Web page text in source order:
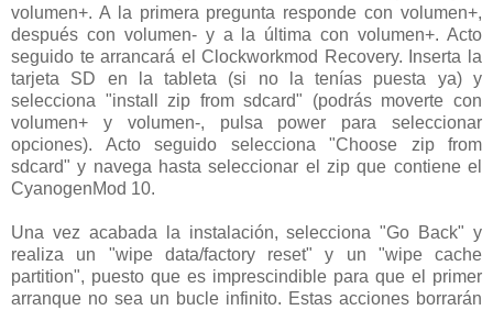
volumen+. A la primera pregunta responde con volumen+,
después con volumen- y a la última con volumen+. Acto
seguido te arrancará el Clockworkmod Recovery. Inserta la
tarjeta SD en la tableta (si no la tenías puesta ya) y
selecciona "install zip from sdcard" (podrás moverte con
volumen+ y volumen-, pulsa power para seleccionar
opciones). Acto seguido selecciona "Choose zip from
sdcard" y navega hasta seleccionar el zip que contiene el
CyanogenMod 10.
Una vez acabada la instalación, selecciona "Go Back" y
realiza un "wipe data/factory reset" y un "wipe cache
partition", puesto que es imprescindible para que el primer
arranque no sea un bucle infinito. Estas acciones borrarán